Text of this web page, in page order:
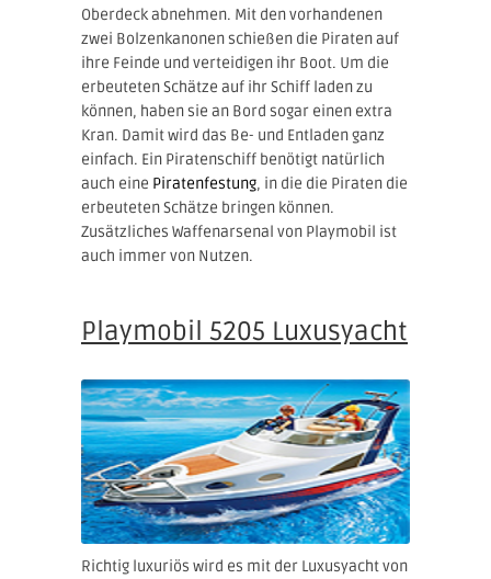
Oberdeck abnehmen. Mit den vorhandenen
zwei Bolzenkanonen schießen die Piraten auf
ihre Feinde und verteidigen ihr Boot. Um die
erbeuteten Schätze auf ihr Schiff laden zu
können, haben sie an Bord sogar einen extra
Kran. Damit wird das Be- und Entladen ganz
einfach. Ein Piratenschiff benötigt natürlich
auch eine Piratenfestung, in die die Piraten die
erbeuteten Schätze bringen können.
Zusätzliches Waffenarsenal von Playmobil ist
auch immer von Nutzen.
Playmobil 5205 Luxusyacht
Richtig luxuriös wird es mit der Luxusyacht von